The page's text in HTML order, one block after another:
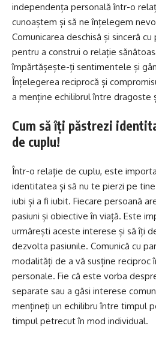
independența personală într-o
cunoaștem și să ne înțelegem
Comunicarea deschisă și sinceră
pentru a construi o relație
împărtășește-ți sentimentele și
Înțelegerea reciprocă și
a menține echilibrul între dragoste
Cum să îți păstrezi
de cuplu!
Într-o relație de cuplu, este
identitatea și să nu te pierzi pe
iubi și a fi iubit. Fiecare persoană
pasiuni și obiective în viață. Este
urmărești aceste interese și să îți
dezvolta pasiunile. Comunică cu
modalități de a vă susține reciproc
personale. Fie că este vorba
separate sau a găsi interese
mențineți un echilibru între timpul
timpul petrecut în mod individual.